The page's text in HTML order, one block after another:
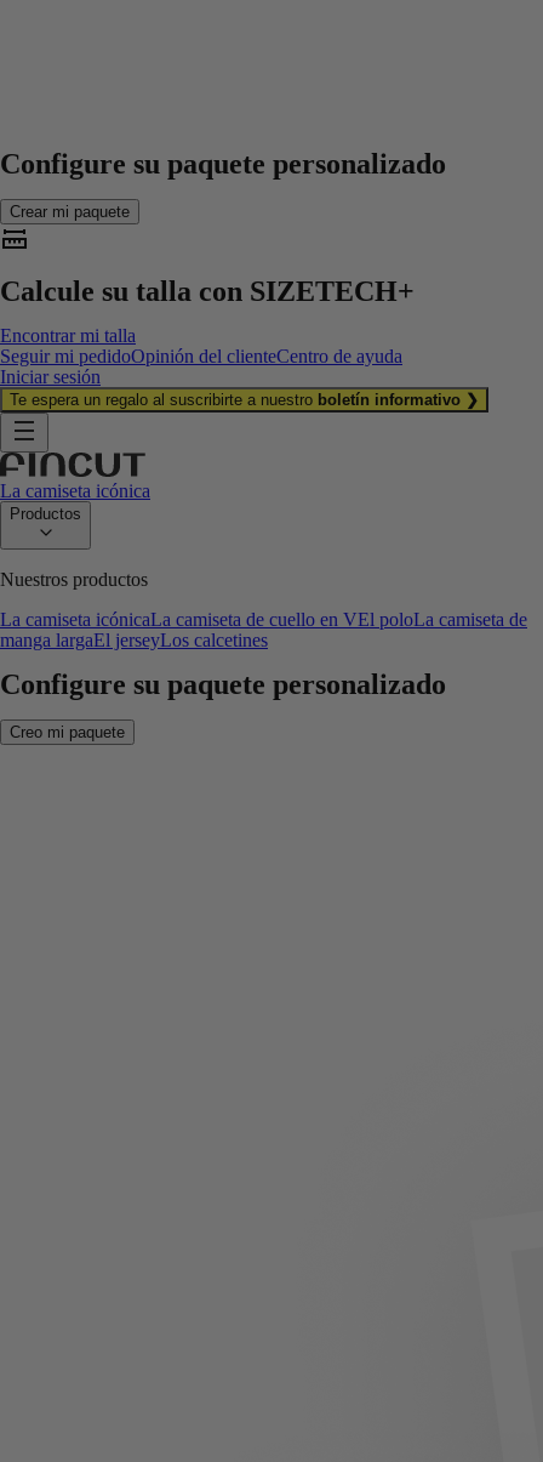
Configure su paquete personalizado
Crear mi paquete
Calcule su talla con SIZETECH+
Encontrar mi talla
Seguir mi pedidoOpinión del clienteCentro de ayuda
Iniciar sesión
Te espera un regalo al suscribirte a nuestro boletín informativo ❯
La camiseta icónica
Productos
Nuestros productos
La camiseta icónicaLa camiseta de cuello en VEl poloLa camiseta de
manga largaEl jerseyLos calcetines
Configure su paquete personalizado
Creo mi paquete